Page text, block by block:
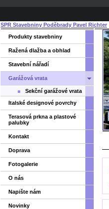
SPR Stavebniny Poděbrady Pavel Richter
Produkty stavebniny
Ražená dlažba a obhlad
Stavební nářadí
Garážová vrata
Sekční garážové vrata
Italské designové povrchy
Terasová prkna a plastové
palubky
Kontakt
Doprava
Fotogalerie
O nás
Napište nám
Novinky